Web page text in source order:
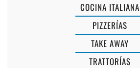
COCINA ITALIANA
PIZZERÍAS
TAKE AWAY
TRATTORÍAS